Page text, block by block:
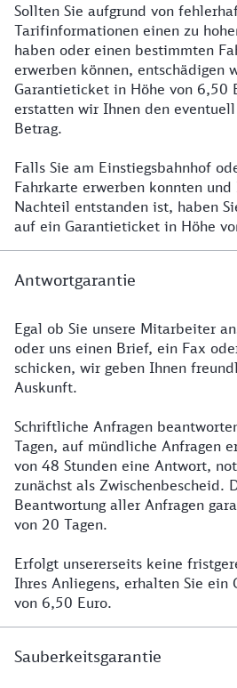
Sollten Sie aufgrund von
Tarifinformationen einen zu
haben oder einen bestimmten
erwerben können, entschädigen
Garantieticket in Höhe von 6,50
erstatten wir Ihnen den
Betrag.
Falls Sie am Einstiegsbahnhof
Fahrkarte erwerben konnten
Nachteil entstanden ist, haben
auf ein Garantieticket in Höhe
Antwortgarantie
Egal ob Sie unsere Mitarbeiter
oder uns einen Brief, ein Fax
schicken, wir geben Ihnen
Auskunft.
Schriftliche Anfragen
Tagen, auf mündliche Anfragen
von 48 Stunden eine Antwort,
zunächst als Zwischenbescheid.
Beantwortung aller Anfragen
von 20 Tagen.
Erfolgt unsererseits keine
Ihres Anliegens, erhalten Sie ein
von 6,50 Euro.
Sauberkeitsgarantie